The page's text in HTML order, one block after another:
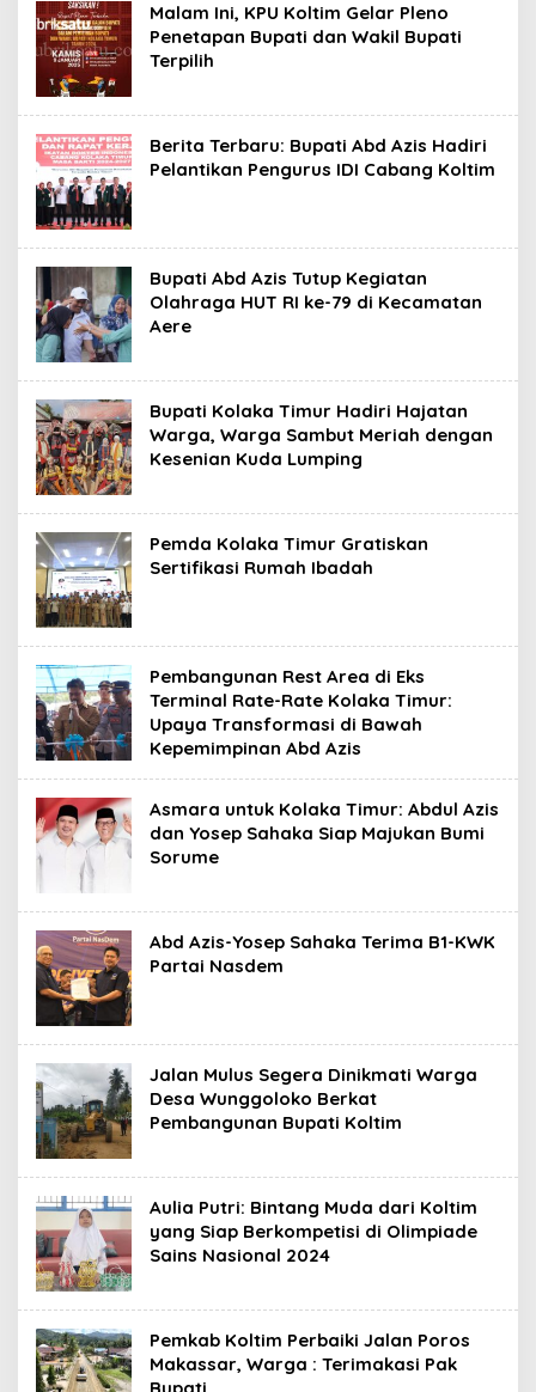
Malam Ini, KPU Koltim Gelar Pleno
Penetapan Bupati dan Wakil Bupati
Terpilih
Berita Terbaru: Bupati Abd Azis Hadiri
Pelantikan Pengurus IDI Cabang Koltim
Bupati Abd Azis Tutup Kegiatan
Olahraga HUT RI ke-79 di Kecamatan
Aere
Bupati Kolaka Timur Hadiri Hajatan
Warga, Warga Sambut Meriah dengan
Kesenian Kuda Lumping
Pemda Kolaka Timur Gratiskan
Sertifikasi Rumah Ibadah
Pembangunan Rest Area di Eks
Terminal Rate-Rate Kolaka Timur:
Upaya Transformasi di Bawah
Kepemimpinan Abd Azis
Asmara untuk Kolaka Timur: Abdul Azis
dan Yosep Sahaka Siap Majukan Bumi
Sorume
Abd Azis-Yosep Sahaka Terima B1-KWK
Partai Nasdem
Jalan Mulus Segera Dinikmati Warga
Desa Wunggoloko Berkat
Pembangunan Bupati Koltim
Aulia Putri: Bintang Muda dari Koltim
yang Siap Berkompetisi di Olimpiade
Sains Nasional 2024
Pemkab Koltim Perbaiki Jalan Poros
Makassar, Warga : Terimakasi Pak